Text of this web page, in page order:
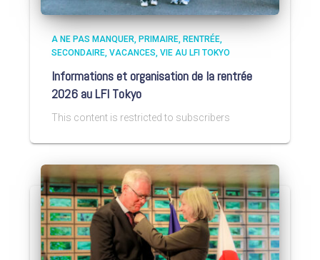
A NE PAS MANQUER PRIMAIRE RENTRÉE
SECONDAIRE VACANCES VIE AU LFI TOKYO
Informations et organisation de la rentrée
2026 au LFI Tokyo
This content is restricted to subscribers